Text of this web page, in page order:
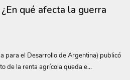
qué afecta la guerra
para el Desarrollo de Argentina) publicó
de la renta agrícola queda e...